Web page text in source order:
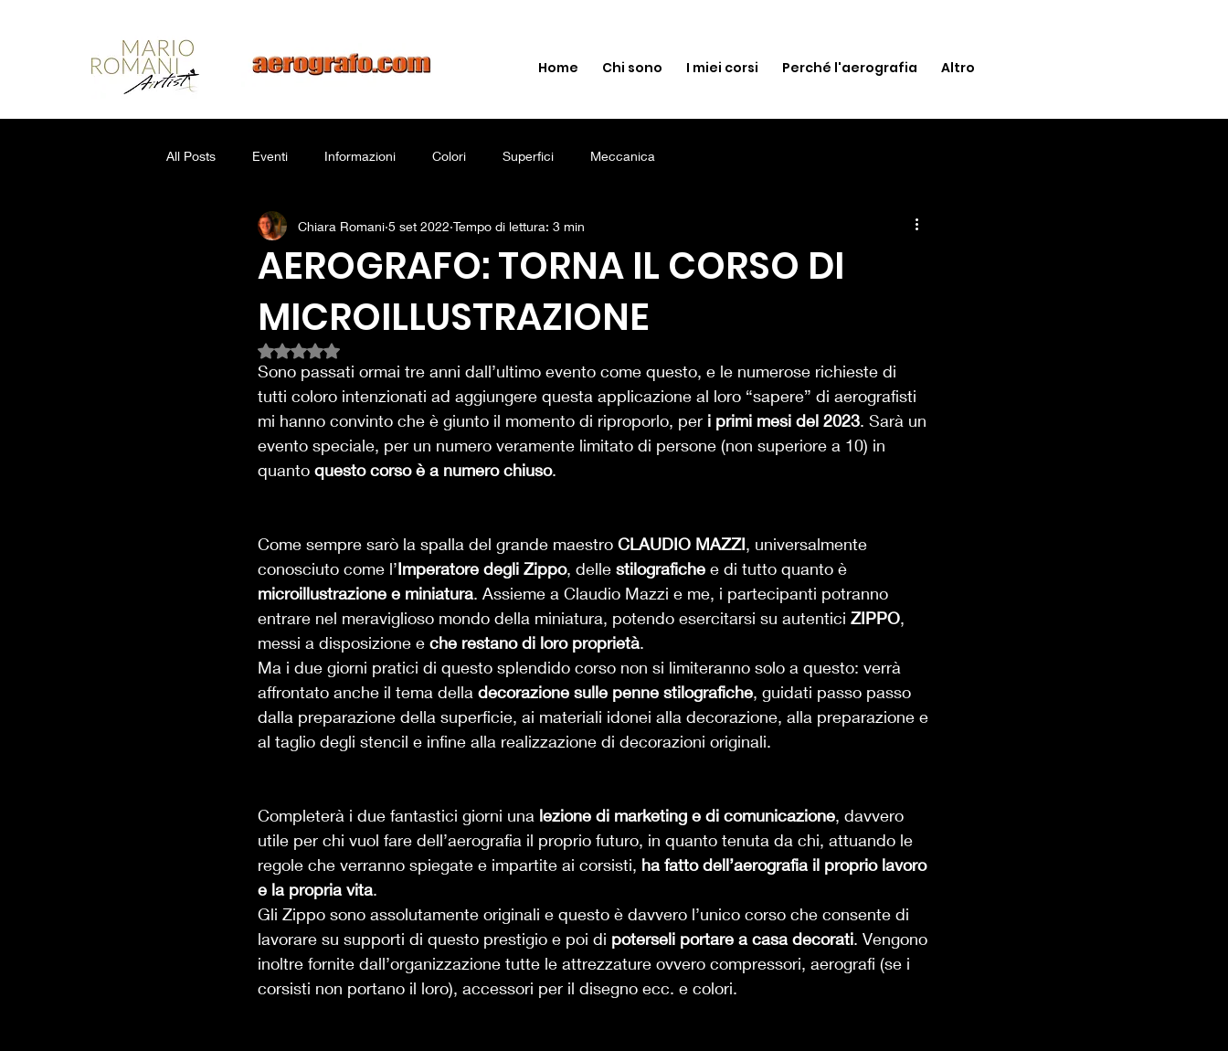
Home Chi sono I miei corsi Perché l'aerografia Altro
All Posts Eventi Informazioni Colori Superfici Meccanica
AEROGRAFO: TORNA IL CORSO DI
MICROILLUSTRAZIONE
Chiara Romani 5 set 2022 Tempo di lettura: 3 min
Valutazione NaN stelle su 5.
Sono passati ormai tre anni dall’ultimo evento come questo, e le numerose richieste di
tutti coloro intenzionati ad aggiungere questa applicazione al loro “sapere” di aerografisti
mi hanno convinto che è giunto il momento di riproporlo, per i primi mesi del 2023. Sarà un
evento speciale, per un numero veramente limitato di persone (non superiore a 10) in
quanto questo corso è a numero chiuso.
Come sempre sarò la spalla del grande maestro CLAUDIO MAZZI, universalmente
conosciuto come l’Imperatore degli Zippo, delle stilografiche e di tutto quanto è
microillustrazione e miniatura. Assieme a Claudio Mazzi e me, i partecipanti potranno
entrare nel meraviglioso mondo della miniatura, potendo esercitarsi su autentici ZIPPO,
messi a disposizione e che restano di loro proprietà.
Ma i due giorni pratici di questo splendido corso non si limiteranno solo a questo: verrà
affrontato anche il tema della decorazione sulle penne stilografiche, guidati passo passo
dalla preparazione della superficie, ai materiali idonei alla decorazione, alla preparazione e
al taglio degli stencil e infine alla realizzazione di decorazioni originali.
Completerà i due fantastici giorni una lezione di marketing e di comunicazione, davvero
utile per chi vuol fare dell’aerografia il proprio futuro, in quanto tenuta da chi, attuando le
regole che verranno spiegate e impartite ai corsisti, ha fatto dell’aerografia il proprio lavoro
e la propria vita.
Gli Zippo sono assolutamente originali e questo è davvero l’unico corso che consente di
lavorare su supporti di questo prestigio e poi di poterseli portare a casa decorati. Vengono
inoltre fornite dall’organizzazione tutte le attrezzature ovvero compressori, aerografi (se i
corsisti non portano il loro), accessori per il disegno ecc. e colori.